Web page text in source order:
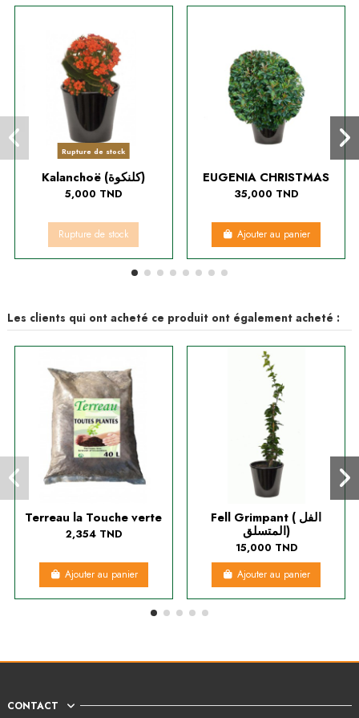
Rupture de stock
Kalanchoë (كلنكوة)
5,000 TND
Rupture de stock
EUGENIA CHRISTMAS
35,000 TND
Ajouter au panier
Les clients qui ont acheté ce produit ont également acheté :
Terreau la Touche verte
2,354 TND
Ajouter au panier
Fell Grimpant ( الفل
المتسلق)
15,000 TND
Ajouter au panier
CONTACT